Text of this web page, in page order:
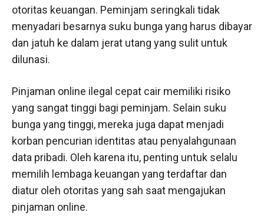
otoritas keuangan. Peminjam seringkali tidak
menyadari besarnya suku bunga yang harus dibayar
dan jatuh ke dalam jerat utang yang sulit untuk
dilunasi.
Pinjaman online ilegal cepat cair memiliki risiko
yang sangat tinggi bagi peminjam. Selain suku
bunga yang tinggi, mereka juga dapat menjadi
korban pencurian identitas atau penyalahgunaan
data pribadi. Oleh karena itu, penting untuk selalu
memilih lembaga keuangan yang terdaftar dan
diatur oleh otoritas yang sah saat mengajukan
pinjaman online.